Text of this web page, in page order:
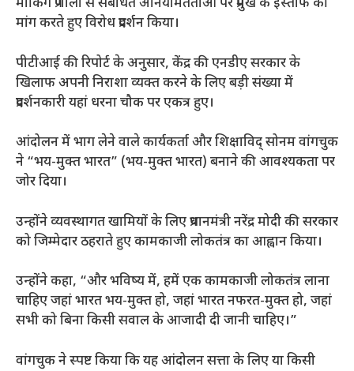
मार्किंग प्रणाली से संबंधित अनियमितताओं पर प्रमुख के इस्तीफे की
मांग करते हुए विरोध प्रदर्शन किया।
पीटीआई की रिपोर्ट के अनुसार, केंद्र की एनडीए सरकार के
खिलाफ अपनी निराशा व्यक्त करने के लिए बड़ी संख्या में
प्रदर्शनकारी यहां धरना चौक पर एकत्र हुए।
आंदोलन में भाग लेने वाले कार्यकर्ता और शिक्षाविद् सोनम वांगचुक
ने “भय-मुक्त भारत” (भय-मुक्त भारत) बनाने की आवश्यकता पर
जोर दिया।
उन्होंने व्यवस्थागत खामियों के लिए प्रधानमंत्री नरेंद्र मोदी की सरकार
को जिम्मेदार ठहराते हुए कामकाजी लोकतंत्र का आह्वान किया।
उन्होंने कहा, “और भविष्य में, हमें एक कामकाजी लोकतंत्र लाना
चाहिए जहां भारत भय-मुक्त हो, जहां भारत नफरत-मुक्त हो, जहां
सभी को बिना किसी सवाल के आजादी दी जानी चाहिए।”
वांगचुक ने स्पष्ट किया कि यह आंदोलन सत्ता के लिए या किसी